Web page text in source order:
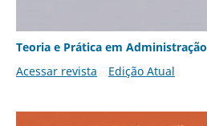
Teoria e Prática em Administração
Acessar revista
Edição Atual